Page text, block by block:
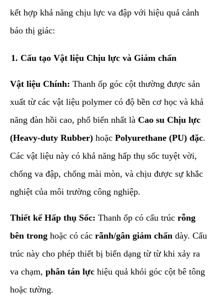
kết hợp khả năng chịu lực va đập với hiệu quả cảnh
báo thị giác:
​1. Cấu tạo Vật liệu Chịu lực và Giảm chấn
Vật liệu Chính: Thanh ốp góc cột thường được sản
xuất từ các vật liệu polymer có độ bền cơ học và khả
năng đàn hồi cao, phổ biến nhất là Cao su Chịu lực
(Heavy-duty Rubber) hoặc Polyurethane (PU) đặc.
Các vật liệu này có khả năng hấp thụ sốc tuyệt vời,
chống va đập, chống mài mòn, và chịu được sự khắc
nghiệt của môi trường công nghiệp.
Thiết kế Hấp thụ Sốc: Thanh ốp có cấu trúc rỗng
bên trong hoặc có các rãnh/gân giảm chấn dày. Cấu
trúc này cho phép thiết bị biến dạng từ từ khi xảy ra
va chạm, phân tán lực hiệu quả khỏi góc cột bê tông
hoặc tường.